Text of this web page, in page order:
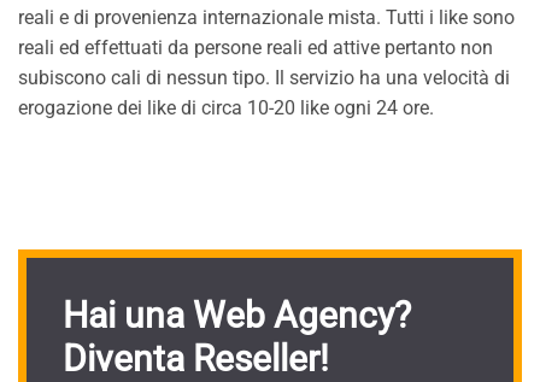
reali e di provenienza internazionale mista. Tutti i like sono
reali ed effettuati da persone reali ed attive pertanto non
subiscono cali di nessun tipo. Il servizio ha una velocità di
erogazione dei like di circa 10-20 like ogni 24 ore.
Hai una Web Agency?
Diventa Reseller!